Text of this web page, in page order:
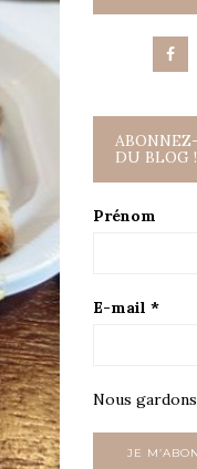
DU BLOG !
Prénom
E-mail *
Nous